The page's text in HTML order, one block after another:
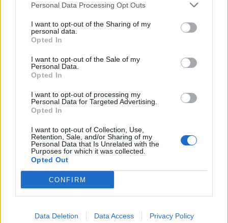
Personal Data Processing Opt Outs
I want to opt-out of the Sharing of my
personal data.
Opted In
I want to opt-out of the Sale of my
Personal Data.
Opted In
I want to opt-out of processing my
Personal Data for Targeted Advertising.
Opted In
I want to opt-out of Collection, Use,
Retention, Sale, and/or Sharing of my
Personal Data that Is Unrelated with the
Purposes for which it was collected.
Opted Out
CONFIRM
Data Deletion Data Access Privacy Policy
Esim for Global|Esim for Europe|Esim for Caribbean
Esim for USA|
for Turkey
|Esim for Germany
for Asia|Esim for World Cup 2026
Arabia|Esim for Egypt|Esim for United Arab
Emirates | Esim for Balkans| Esim for Morocco